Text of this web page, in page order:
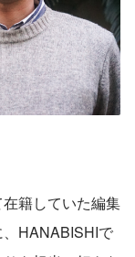
籍していた編集
HANABISHIで